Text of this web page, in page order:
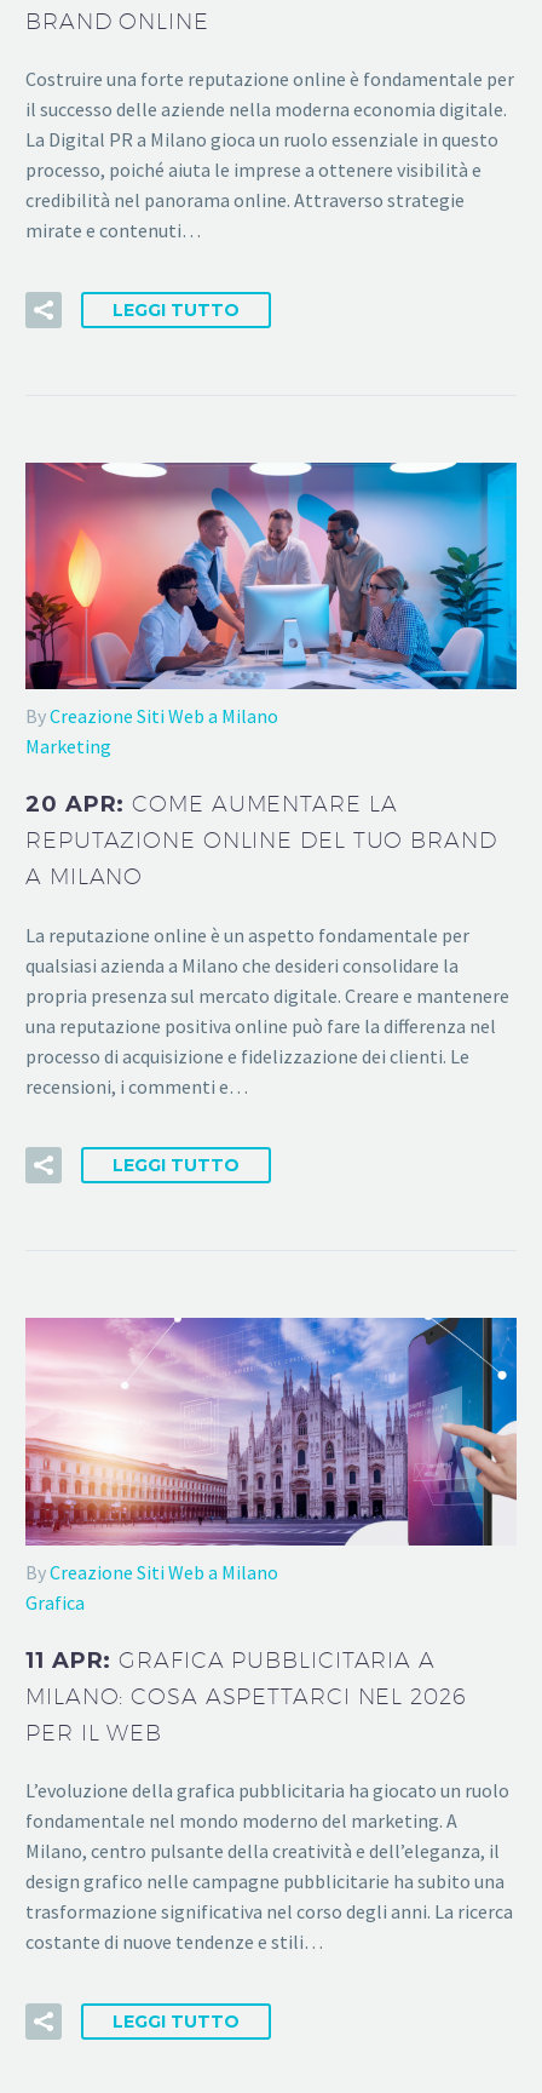
BRAND ONLINE
Costruire una forte reputazione online è fondamentale per
il successo delle aziende nella moderna economia digitale.
La Digital PR a Milano gioca un ruolo essenziale in questo
processo, poiché aiuta le imprese a ottenere visibilità e
credibilità nel panorama online. Attraverso strategie
mirate e contenuti…
LEGGI TUTTO
ByCreazione Siti Web a Milano
Marketing
20 APR:COME AUMENTARE LA
REPUTAZIONE ONLINE DEL TUO BRAND
A MILANO
La reputazione online è un aspetto fondamentale per
qualsiasi azienda a Milano che desideri consolidare la
propria presenza sul mercato digitale. Creare e mantenere
una reputazione positiva online può fare la differenza nel
processo di acquisizione e fidelizzazione dei clienti. Le
recensioni, i commenti e…
LEGGI TUTTO
ByCreazione Siti Web a Milano
Grafica
11 APR:GRAFICA PUBBLICITARIA A
MILANO: COSA ASPETTARCI NEL 2026
PER IL WEB
L’evoluzione della grafica pubblicitaria ha giocato un ruolo
fondamentale nel mondo moderno del marketing. A
Milano, centro pulsante della creatività e dell’eleganza, il
design grafico nelle campagne pubblicitarie ha subito una
trasformazione significativa nel corso degli anni. La ricerca
costante di nuove tendenze e stili…
LEGGI TUTTO